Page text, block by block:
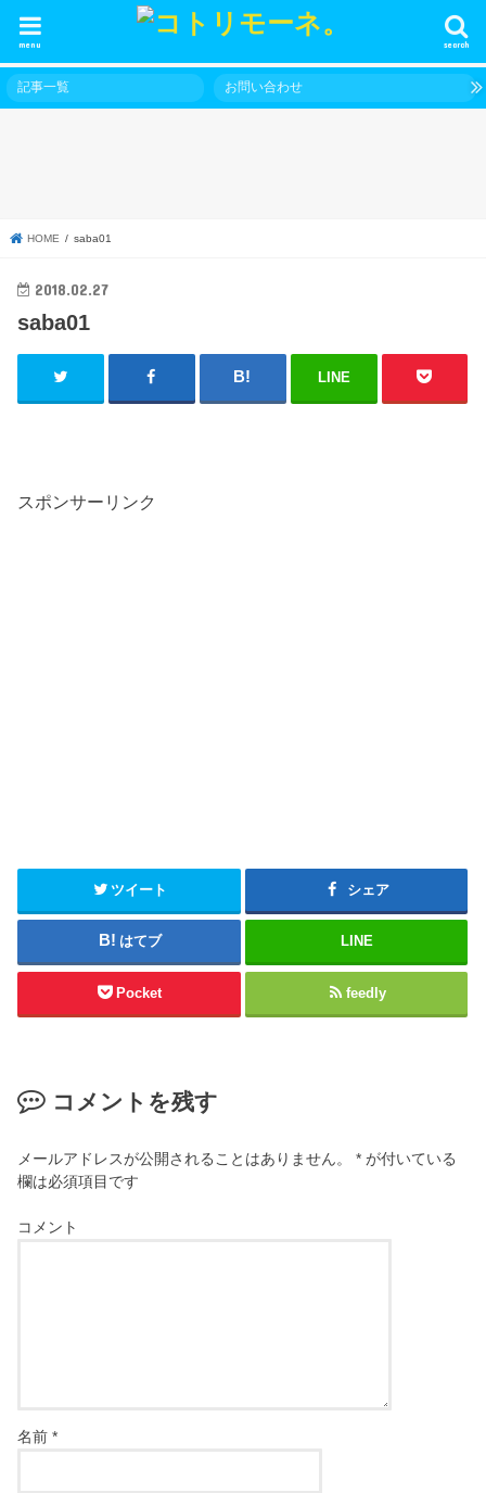
search
menu
記事一覧 お問い合わせ
HOME saba01
2018.02.27
saba01
LINE
スポンサーリンク
ツイート シェア
はてブ LINE
Pocket feedly
コメントを残す
メールアドレスが公開されることはありません。 * が付いている
欄は必須項目です
コメント
名前*